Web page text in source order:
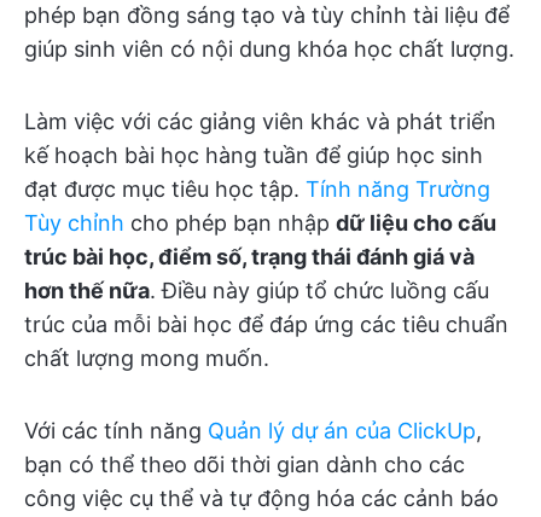
phép bạn đồng sáng tạo và tùy chỉnh tài liệu để
giúp sinh viên có nội dung khóa học chất lượng.
Làm việc với các giảng viên khác và phát triển
kế hoạch bài học hàng tuần để giúp học sinh
đạt được mục tiêu học tập. Tính năng Trường
Tùy chỉnh cho phép bạn nhập dữ liệu cho cấu
trúc bài học, điểm số, trạng thái đánh giá và
hơn thế nữa. Điều này giúp tổ chức luồng cấu
trúc của mỗi bài học để đáp ứng các tiêu chuẩn
chất lượng mong muốn.
Với các tính năng Quản lý dự án của ClickUp,
bạn có thể theo dõi thời gian dành cho các
công việc cụ thể và tự động hóa các cảnh báo